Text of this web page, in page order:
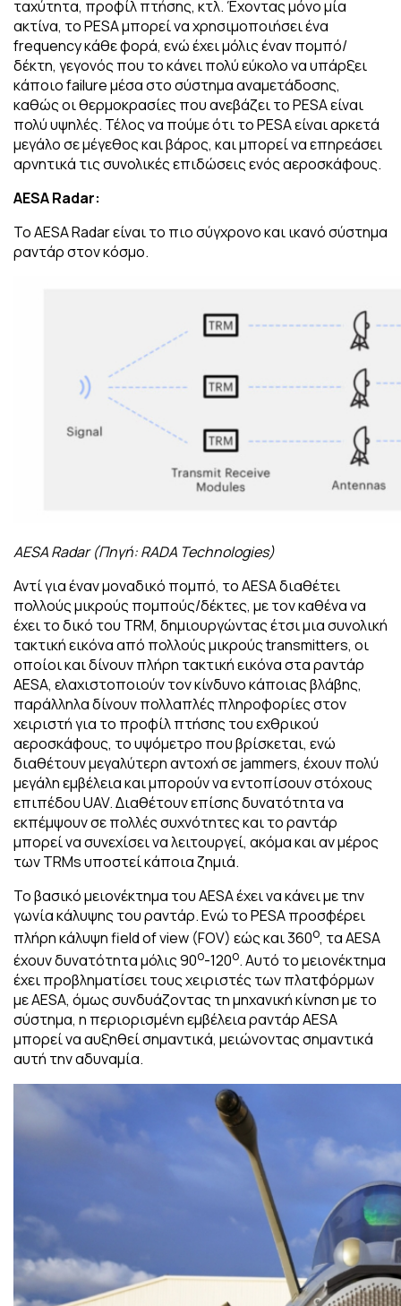
ταχύτητα, προφίλ πτήσης, κτλ. Έχοντας μόνο μία
ακτίνα, το PESA μπορεί να χρησιμοποιήσει ένα
frequency κάθε φορά, ενώ έχει μόλις έναν πομπό/
δέκτη, γεγονός που το κάνει πολύ εύκολο να υπάρξει
κάποιο failure μέσα στο σύστημα αναμετάδοσης,
καθώς οι θερμοκρασίες που ανεβάζει το PESA είναι
πολύ υψηλές. Τέλος να πούμε ότι το PESA είναι αρκετά
μεγάλο σε μέγεθος και βάρος, και μπορεί να επηρεάσει
αρνητικά τις συνολικές επιδώσεις ενός αεροσκάφους.
AESA Radar:
Το AESA Radar είναι το πιο σύγχρονο και ικανό σύστημα
ραντάρ στον κόσμο.
AESA Radar (Πηγή: RADA Technologies)
Αντί για έναν μοναδικό πομπό, το AESA διαθέτει
πολλούς μικρούς πομπούς/δέκτες, με τον καθένα να
έχει το δικό του TRM, δημιουργώντας έτσι μια συνολική
τακτική εικόνα από πολλούς μικρούς transmitters, οι
οποίοι και δίνουν πλήρη τακτική εικόνα στα ραντάρ
AESA, ελαχιστοποιούν τον κίνδυνο κάποιας βλάβης,
παράλληλα δίνουν πολλαπλές πληροφορίες στον
χειριστή για το προφίλ πτήσης του εχθρικού
αεροσκάφους, το υψόμετρο που βρίσκεται, ενώ
διαθέτουν μεγαλύτερη αντοχή σε jammers, έχουν πολύ
μεγάλη εμβέλεια και μπορούν να εντοπίσουν στόχους
επιπέδου UAV. Διαθέτουν επίσης δυνατότητα να
εκπέμψουν σε πολλές συχνότητες και το ραντάρ
μπορεί να συνεχίσει να λειτουργεί, ακόμα και αν μέρος
των TRMs υποστεί κάποια ζημιά.
Το βασικό μειονέκτημα του AESA έχει να κάνει με την
γωνία κάλυψης του ραντάρ. Ενώ το PESA προσφέρει
πλήρη κάλυψη field of view (FOV) εώς και 360ο, τα AESA
έχουν δυνατότητα μόλις 90ο-120ο. Αυτό το μειονέκτημα
έχει προβληματίσει τους χειριστές των πλατφόρμων
με AESA, όμως συνδυάζοντας τη μηχανική κίνηση με το
σύστημα, η περιορισμένη εμβέλεια ραντάρ AESA
μπορεί να αυξηθεί σημαντικά, μειώνοντας σημαντικά
αυτή την αδυναμία.